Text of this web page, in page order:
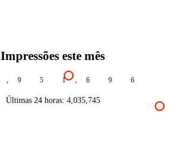
Impressões este mês
9 5 1 7 0 6
Últimas 24 horas: 4,035,755